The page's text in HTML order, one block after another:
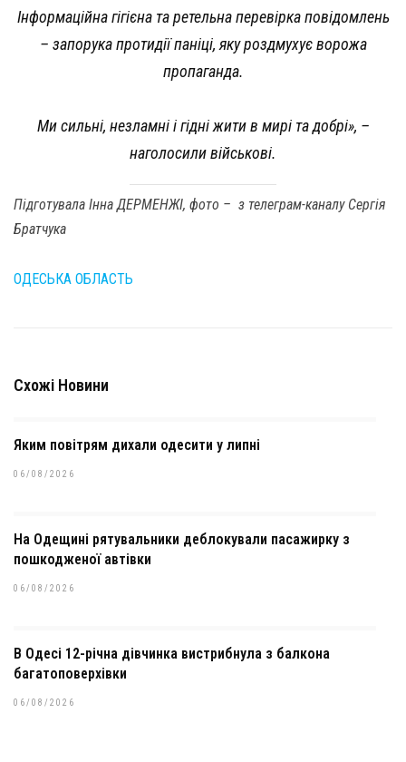
Інформаційна гігієна та ретельна перевірка повідомлень
– запорука протидії паніці, яку роздмухує ворожа
пропаганда.
Ми сильні, незламні і гідні жити в мирі та добрі», –
наголосили військові.
Підготувала Інна ДЕРМЕНЖІ, фото – з телеграм-каналу Сергія
Братчука
ОДЕСЬКА ОБЛАСТЬ
Схожі Новини
Яким повітрям дихали одесити у липні
06/08/2026
На Одещині рятувальники деблокували пасажирку з
пошкодженої автівки
06/08/2026
В Одесі 12-річна дівчинка вистрибнула з балкона
багатоповерхівки
06/08/2026